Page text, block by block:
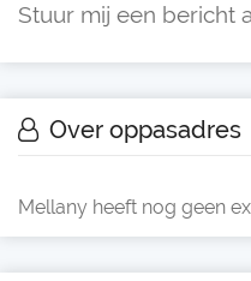
Stuur mij een bericht
Over oppasadres
Mellany heeft nog geen